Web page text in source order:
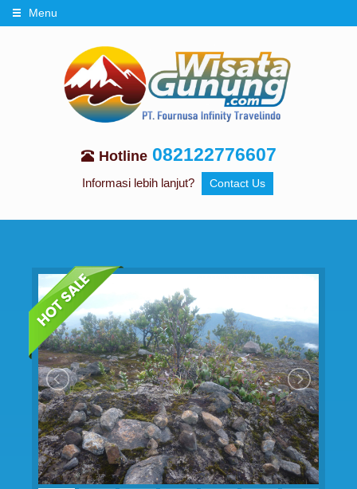
Menu
Hotline 082122776607
Informasi lebih lanjut? Contact Us